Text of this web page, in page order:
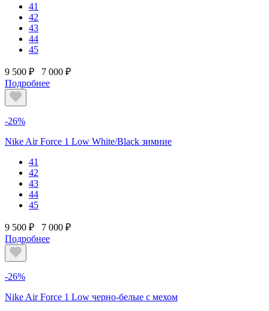
41
42
43
44
45
9 500 ₽
7 000 ₽
Подробнее
-26%
Nike Air Force 1 Low White/Black зимние
41
42
43
44
45
9 500 ₽
7 000 ₽
Подробнее
-26%
Nike Air Force 1 Low черно-белые с мехом